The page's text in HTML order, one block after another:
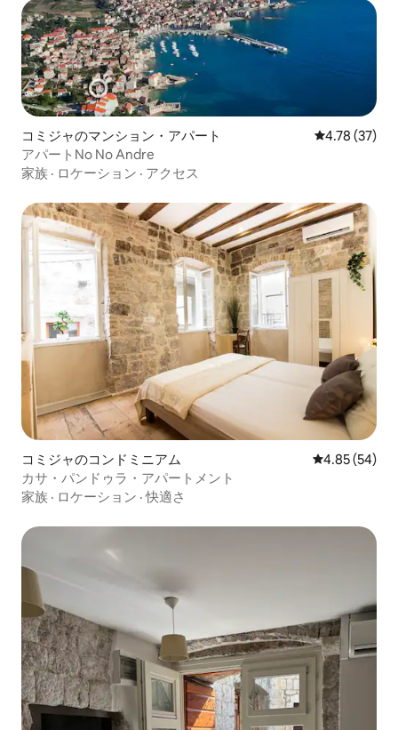
コミジャのマンション・アパート レビュー37
4.78 (37)
アパートNo No Andre
家族 · ロケーション · アクセス
コミジャのコンドミニアム レビュー54
4.85 (54)
カサ・パンドゥラ・アパートメント
家族 · ロケーション ·快適さ